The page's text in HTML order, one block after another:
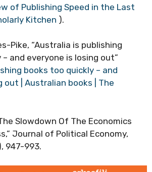
of Publishing Speed in the Last
Kitchen ).
Pike, “Australia is publishing
and everyone is losing out”
books too quickly – and
out | Australian books | The
Slowdown Of The Economics
Journal of Political Economy,
947-993.